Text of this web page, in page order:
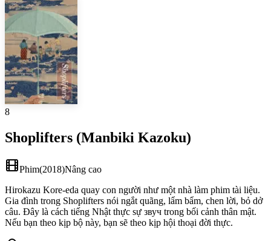
8
Shoplifters (Manbiki Kazoku)
Phim(2018)Nâng cao
Hirokazu Kore-eda quay con người như một nhà làm phim tài liệu.
Gia đình trong Shoplifters nói ngắt quãng, lẩm bẩm, chen lời, bỏ dở
câu. Đây là cách tiếng Nhật thực sự звуч trong bối cảnh thân mật.
Nếu bạn theo kịp bộ này, bạn sẽ theo kịp hội thoại đời thực.